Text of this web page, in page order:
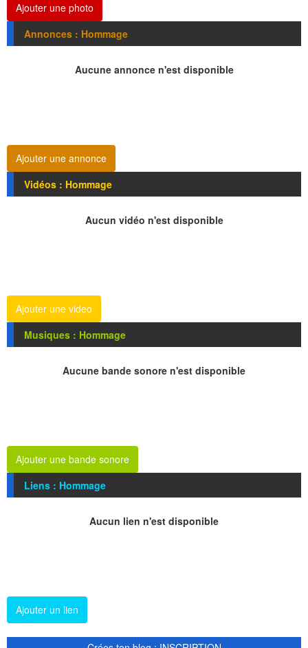
Ajouter une photo
Annonces : Hommage
Aucune annonce n'est disponible
Ajouter une annonce
Vidéos : Hommage
Aucun vidéo n'est disponible
Ajouter une video
Musiques : Hommage
Aucune bande sonore n'est disponible
Ajouter une bande sonore
Liens : Hommage
Aucun lien n'est disponible
Ajouter un lien